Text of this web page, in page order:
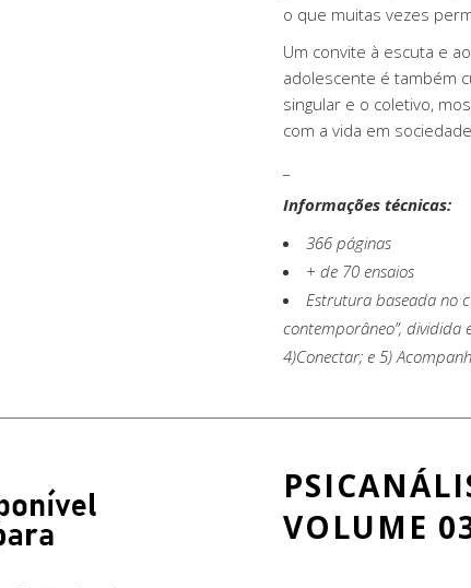
o que muitas vezes
Um convite à escuta e
adolescente é também
singular e o coletivo,
com a vida em
Informações técnicas:
366 páginas
+ de 70 ensaios
Estrutura baseada no
contemporâneo”, dividida
4)Conectar; e 5)
VOLUME